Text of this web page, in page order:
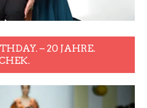
– 20 JAHRE.